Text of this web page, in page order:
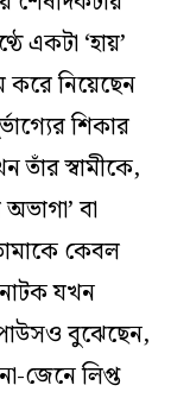
একটা ‘হায়’
নিয়েছেন
শিকার
তাঁর স্বামীকে,
বা
কেবল
যখন
বুঝেছেন,
জেনে লিপ্ত